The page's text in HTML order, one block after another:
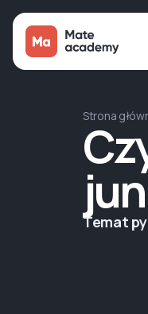
Strona
Temat